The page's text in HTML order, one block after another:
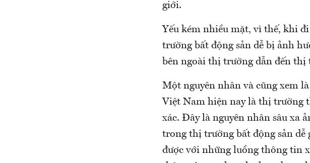
giới.
Yếu kém nhiều mặt, vì thế, khi
trường bất động sản dễ bị ảnh
bên ngoài thị trường dẫn đến
Một nguyên nhân và cũng xem
Việt Nam hiện nay là thị
xác. Đây là nguyên nhân sâu xa
trong thị trường bất động sản dễ
được với những luồng thông tin